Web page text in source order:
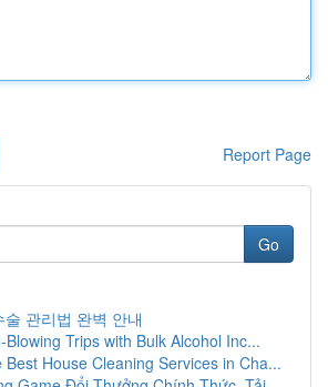
Report Page
Go
술 관리법 완벽 안내
Blowing Trips with Bulk Alcohol Inc...
Best House Cleaning Services in Cha...